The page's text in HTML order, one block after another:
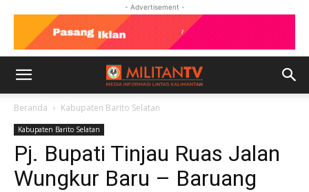
- Advertisement -
Beranda Kabupaten Barito Selatan
Kabupaten Barito Selatan
Pj. Bupati Tinjau Ruas Jalan
Wungkur Baru – Baruang